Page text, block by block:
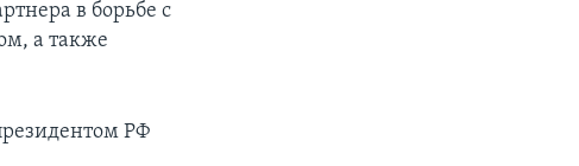
в борьбе с
а также
РФ